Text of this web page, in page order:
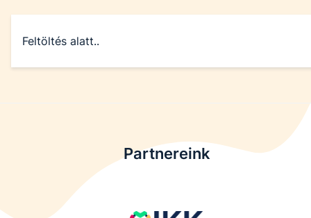
Feltöltés alatt..
Partnereink